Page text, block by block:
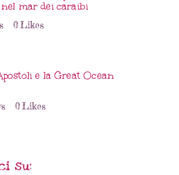
mar dei caraibi
0Likes
e la Great Ocean
0Likes
su: